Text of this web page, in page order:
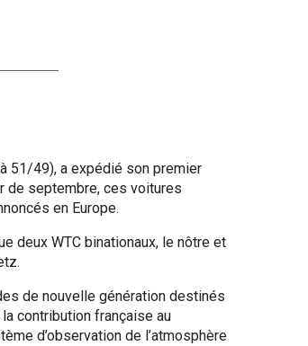
51/49), a expédié son premier
de septembre, ces voitures
en Europe.
deux WTC binationaux, le nôtre et
de nouvelle génération destinés
contribution française au
d’observation de l’atmosphère